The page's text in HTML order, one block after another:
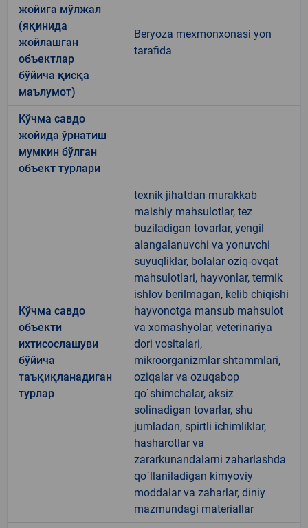
жойига мўлжал
(яқинида
жойлашган
объектлар
бўйича қисқа
маълумот)
Beryoza mexmonxonasi yon
tarafida
Кўчма савдо
жойида ўрнатиш
мумкин бўлган
объект турлари
Кўчма савдо
объекти
ихтисослашуви
бўйича
таъқиқланадиган
турлар
texnik jihatdan murakkab
maishiy mahsulotlar, tez
buziladigan tovarlar, yengil
alangalanuvchi va yonuvchi
suyuqliklar, bolalar oziq-ovqat
mahsulotlari, hayvonlar, termik
ishlov berilmagan, kelib chiqishi
hayvonotga mansub mahsulot
va xomashyolar, veterinariya
dori vositalari,
mikroorganizmlar shtammlari,
oziqalar va ozuqabop
qo`shimchalar, aksiz
solinadigan tovarlar, shu
jumladan, spirtli ichimliklar,
hasharotlar va
zararkunandalarni zaharlashda
qo`llaniladigan kimyoviy
moddalar va zaharlar, diniy
mazmundagi materiallar